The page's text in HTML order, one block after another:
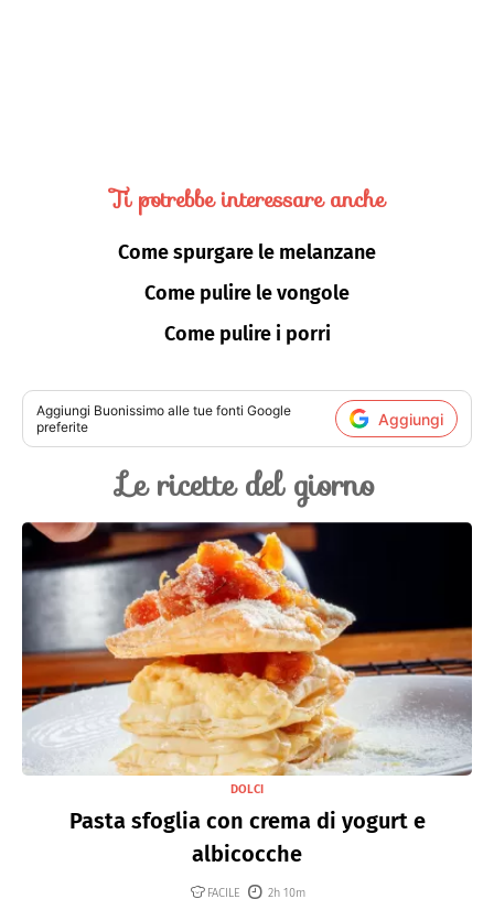
Ti potrebbe interessare anche
Come spurgare le melanzane
Come pulire le vongole
Come pulire i porri
Aggiungi Buonissimo alle tue fonti Google
preferite
Aggiungi
Le ricette del giorno
DOLCI
Pasta sfoglia con crema di yogurt e
albicocche
FACILE 2h 10m